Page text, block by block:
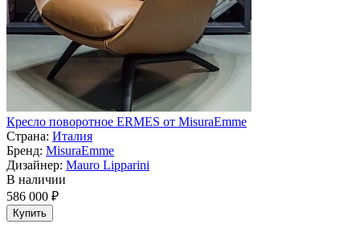
Кресло поворотное ERMES от MisuraEmme
Страна: Италия
Бренд: MisuraEmme
Дизайнер: Mauro Lipparini
В наличии
586 000 ₽
Купить